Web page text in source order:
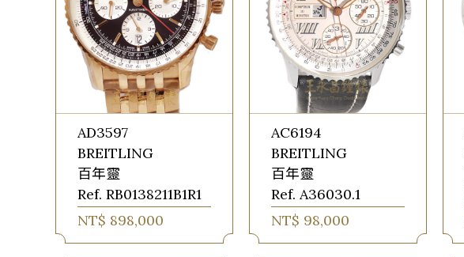
AD3597
BREITLING
百年靈
Ref. RB0138211B1R1
NT$ 898,000
AC6194
BREITLING
百年靈
Ref. A36030.1
NT$ 98,000